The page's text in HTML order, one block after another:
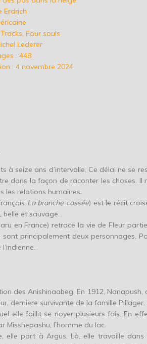
Erdrich
Four souls
Lederer
: 448
: 4 novembre 2024
à seize ans d’intervalle. Ce délai ne se
dans la façon de raconter les choses. Il
les relations humaines.
La branche cassée) est le récit
belle et sauvage.
en France) retrace la vie de Fleur
principalement deux personnages,
des Anishinaabeg. En 1912, Nanapush,
dernière survivante de la famille Pillager.
elle faillit se noyer plusieurs fois. En
l’homme du lac.
elle part à Argus. Là, elle travaille dans